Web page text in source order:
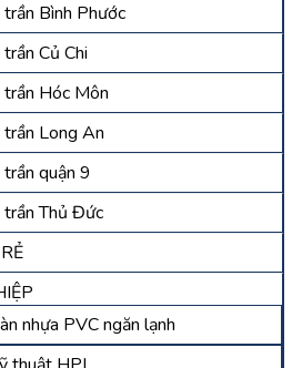
Bình Phước
Củ Chi
Hóc Môn
Long An
quận 9
Thủ Đức
nhựa PVC ngăn lạnh